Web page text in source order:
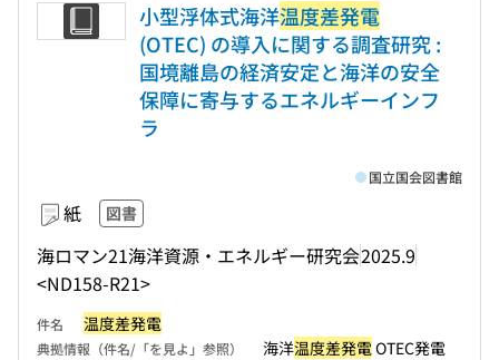
小型浮体式海洋温度差発電
(OTEC) の導入に関する調査研究 :
国境離島の経済安定と海洋の安全
保障に寄与するエネルギーインフ
ラ
紙 図書
海ロマン21海洋資源・エネルギー研究会2025.9
<ND158-R21>
国立国会図書館
件名 温度差発電
典拠情報（件名/「を見よ」参照） 海洋温度差発電OTEC発電